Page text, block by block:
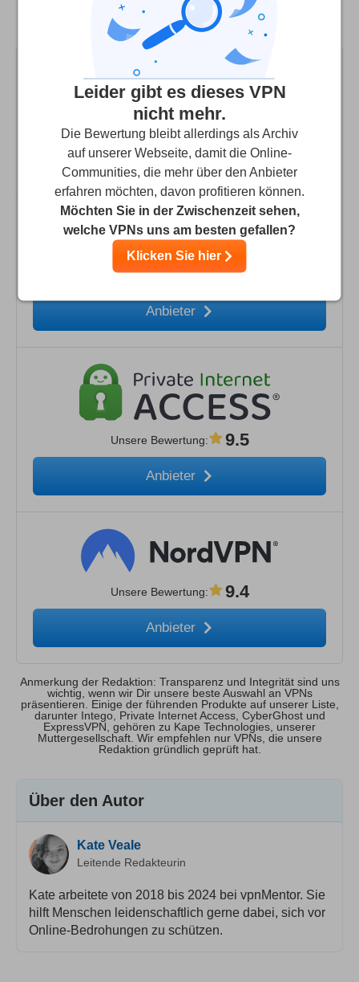
VPN-Alternativen
Unsere Bewertung: 9.9
Anbieter
Unsere Bewertung: 9.7
Anbieter
Unsere Bewertung: 9.5
Anbieter
Unsere Bewertung: 9.4
Anbieter
Anmerkung der Redaktion: Transparenz und Integrität sind uns
wichtig, wenn wir Dir unsere beste Auswahl an VPNs
präsentieren. Einige der führenden Produkte auf unserer Liste,
darunter Intego, Private Internet Access, CyberGhost und
ExpressVPN, gehören zu Kape Technologies, unserer
Muttergesellschaft. Wir empfehlen nur VPNs, die unsere
Redaktion gründlich geprüft hat.
Über den Autor
Kate Veale
Leitende Redakteurin
Kate arbeitete von 2018 bis 2024 bei vpnMentor. Sie
hilft Menschen leidenschaftlich gerne dabei, sich vor
Online-Bedrohungen zu schützen.
Leider gibt es dieses VPN
nicht mehr.
Die Bewertung bleibt allerdings als Archiv
auf unserer Webseite, damit die Online-
Communities, die mehr über den Anbieter
erfahren möchten, davon profitieren können.
Möchten Sie in der Zwischenzeit sehen,
welche VPNs uns am besten gefallen?
Klicken Sie hier